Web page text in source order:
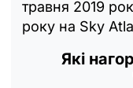
травня 2019
року на Sky
Які